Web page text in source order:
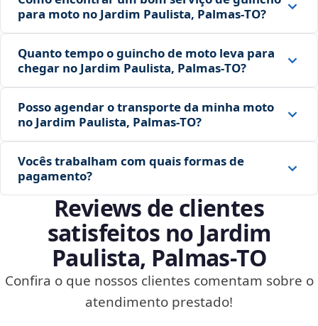
para moto no Jardim Paulista, Palmas‑TO?
Quanto tempo o guincho de moto leva para
chegar no Jardim Paulista, Palmas‑TO?
Posso agendar o transporte da minha moto
no Jardim Paulista, Palmas‑TO?
Vocês trabalham com quais formas de
pagamento?
Reviews de clientes
satisfeitos no Jardim
Paulista, Palmas‑TO
Confira o que nossos clientes comentam sobre o
atendimento prestado!